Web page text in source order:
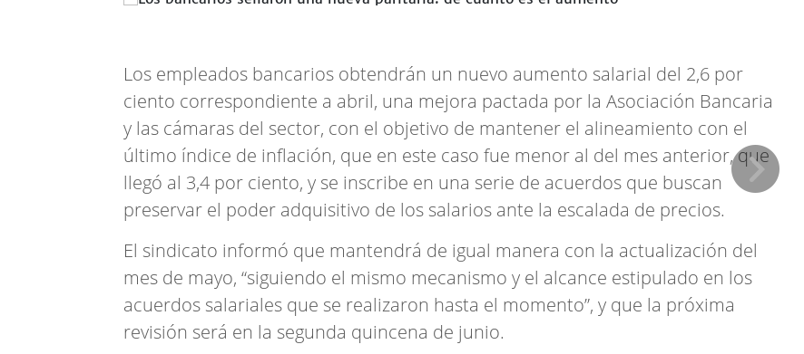
Los empleados bancarios obtendrán un nuevo aumento salarial del 2,6 por
ciento correspondiente a abril, una mejora pactada por la Asociación Bancaria
y las cámaras del sector, con el objetivo de mantener el alineamiento con el
último índice de inflación, que en este caso fue menor al del mes anterior, que
llegó al 3,4 por ciento, y se inscribe en una serie de acuerdos que buscan
preservar el poder adquisitivo de los salarios ante la escalada de precios.
El sindicato informó que mantendrá de igual manera con la actualización del
mes de mayo, “siguiendo el mismo mecanismo y el alcance estipulado en los
acuerdos salariales que se realizaron hasta el momento”, y que la próxima
revisión será en la segunda quincena de junio.